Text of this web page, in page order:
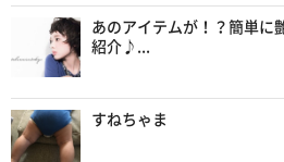
あのアイテムが！？簡単に
紹介♪...
すねちゃま